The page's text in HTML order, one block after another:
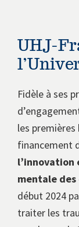
UHJ-
Fidèle à ses
les premières
financement
l’innovation
mentale
début 2024
traiter les